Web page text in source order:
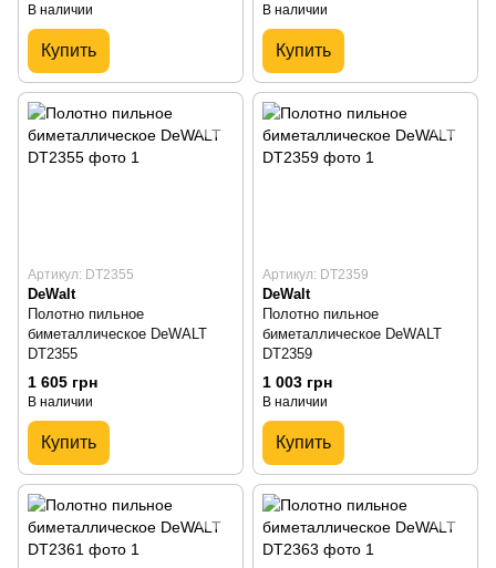
В наличии
Купить
В наличии
Купить
Артикул: DT2355
DeWalt
Полотно пильное
биметаллическое DeWALT
DT2355
1 605 грн
В наличии
Купить
Артикул: DT2359
DeWalt
Полотно пильное
биметаллическое DeWALT
DT2359
1 003 грн
В наличии
Купить